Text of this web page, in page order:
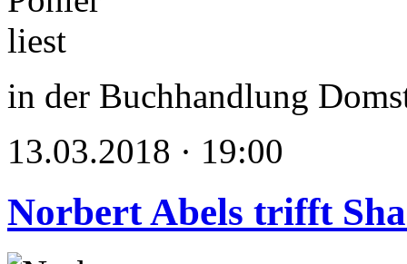
in der Buchhandlung
13.03.2018 · 19:00
Norbert Abels trifft